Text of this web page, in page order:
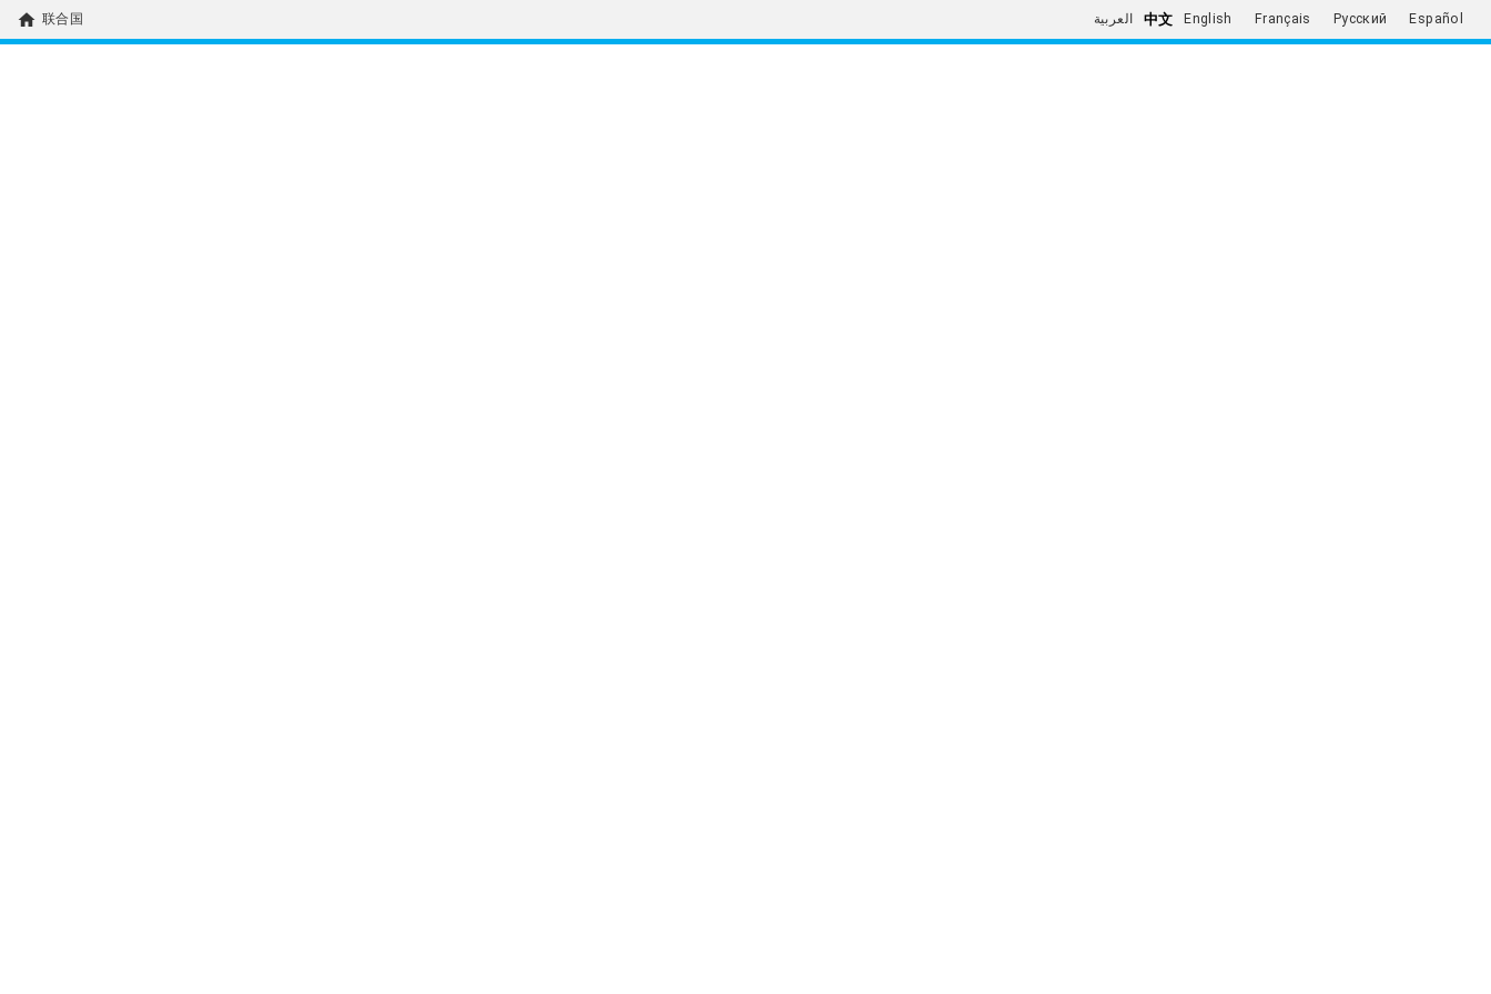
home 联合国 العربية 中文 English Français Русский Español